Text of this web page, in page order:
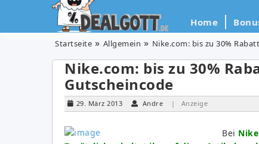
Home
Startseite Allgemein Nike.com: bis zu 30%
Nike.com: bis zu 30%
Gutscheincode
29. März 2013 Andre | Anzeige
Bei